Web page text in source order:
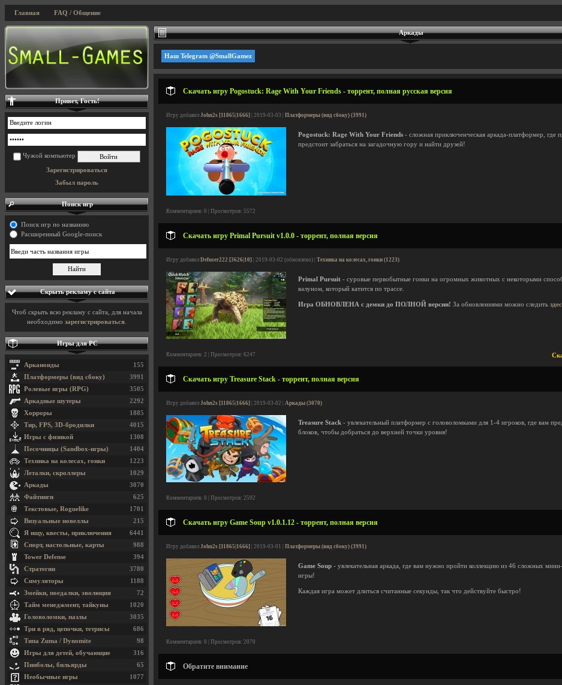
Главная FAQ / Общение
Аркады
Наш Telegram @SmallGamez
Скачать игру Pogostuck: Rage With Your Friends - торрент, полная русская версия
Игру добавил John2s [11865|1666] | 2019-03-03 | Платформеры (вид сбоку) (3991)
Pogostuck: Rage With Your Friends - сложная приключенческая аркада-платформер, где
предстоит забраться на загадочную гору и найти друзей!
Комментариев: 0 | Просмотров: 5572
Скачать игру Primal Pursuit v1.0.0 - торрент, полная версия
Игру добавил Defuser222 [3626|10] | 2019-03-02 (обновлено) | Техника на колесах, гонки (1223)
Primal Pursuit - суровые первобытные гонки на огромных животных с некоторыми
валуном, который катится по трассе.
Игра ОБНОВЛЕНА с демки до ПОЛНОЙ версии! За обновлениями можно следить
Комментариев: 2 | Просмотров: 6247
Скачать игру Treasure Stack - торрент, полная версия
Игру добавил John2s [11865|1666] | 2019-03-02 | Аркады (3070)
Treasure Stack - увлекательный платформер с головоломками для 1-4 игроков, где вам
блоков, чтобы добраться до верхней точки уровня!
Комментариев: 0 | Просмотров: 2592
Скачать игру Game Soup v1.0.1.12 - торрент, полная версия
Игру добавил John2s [11865|1666] | 2019-03-01 | Платформеры (вид сбоку) (3991)
Game Soup - увлекательная аркада, где вам нужно пройти коллекцию из 46 сложных
игры!
Каждая игра может длиться считанные секунды, так что действуйте быстро!
Комментариев: 0 | Просмотров: 2070
Обратите внимание
Привет, Гость!
Чужой компьютер
Зарегистрироваться
Забыл пароль
Поиск игр
Поиск игр по названию
Расширенный Google-поиск
Скрыть рекламу с сайта
Чтоб скрыть всю рекламу с сайта, для начала
необходимо зарегистрироваться
Игры для PC
155
Арканоиды
3991
Платформеры (вид сбоку)
3505
Ролевые игры (RPG)
2292
Аркадные шутеры
1885
Хорроры
4015
Тир, FPS, 3D-бродилки
1308
Игры с физикой
1404
Песочницы (Sandbox-игры)
1223
Техника на колесах, гонки
1029
Леталки, скроллеры
3070
Аркады
625
Файтинги
1701
Текстовые, Roguelike
215
Визуальные новеллы
6441
Я ищу, квесты, приключения
988
Спорт, настольные, карты
394
Tower Defense
3780
Стратегии
1188
Симуляторы
72
Змейки, поедалки, эволюция
1020
Тайм менеджмент, тайкуны
3035
Головоломки, пазлы
686
Три в ряд, цепочки, тетрисы
98
Типа Zuma / Dynomite
316
Игры для детей, обучающие
65
Пинболы, бильярды
1077
Необычные игры